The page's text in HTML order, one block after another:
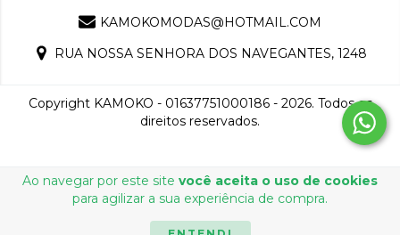
Ao navegar por este site você aceita o uso de cookies
para agilizar a sua experiência de compra.
KAMOKOMODAS@HOTMAIL.COM
RUA NOSSA SENHORA DOS NAVEGANTES, 1248
Copyright KAMOKO - 01637751000186 - 2026. Todos os
direitos reservados.